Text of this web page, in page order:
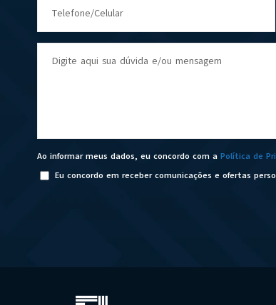
Telefone/Celular
Digite aqui sua dúvida e/ou mensagem
Ao informar meus dados, eu concordo com a Política de
Eu concordo em receber comunicações e ofertas